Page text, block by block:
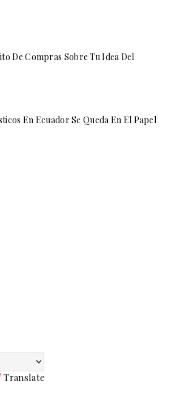
De Compras Sobre Tu Idea Del
En Ecuador Se Queda En El Papel
Translate